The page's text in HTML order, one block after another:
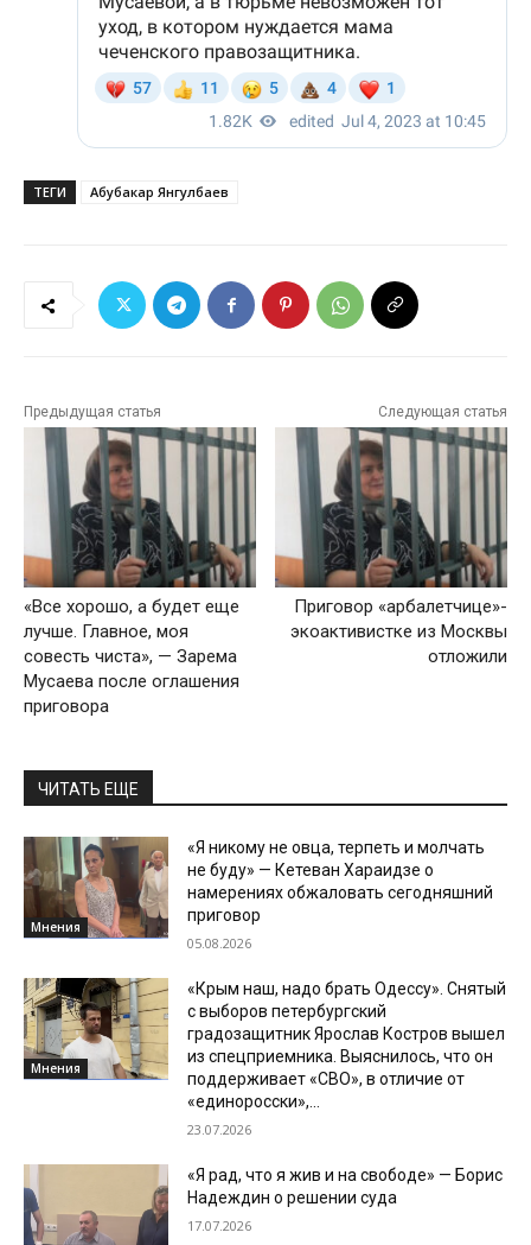
ТЕГИ Абубакар Янгулбаев
Предыдущая статья
«Все хорошо, а будет еще
лучше. Главное, моя
совесть чиста», — Зарема
Мусаева после оглашения
приговора
Следующая статья
Приговор «арбалетчице»-
экоактивистке из Москвы
отложили
ЧИТАТЬ ЕЩЕ
Мнения
«Я никому не овца, терпеть и молчать
не буду» — Кетеван Хараидзе о
намерениях обжаловать сегодняшний
приговор
05.08.2026
Мнения
«Крым наш, надо брать Одессу». Снятый
с выборов петербургский
градозащитник Ярослав Костров вышел
из спецприемника. Выяснилось, что он
поддерживает «СВО», в отличие от
«единоросски»,...
23.07.2026
«Я рад, что я жив и на свободе» — Борис
Надеждин о решении суда
17.07.2026